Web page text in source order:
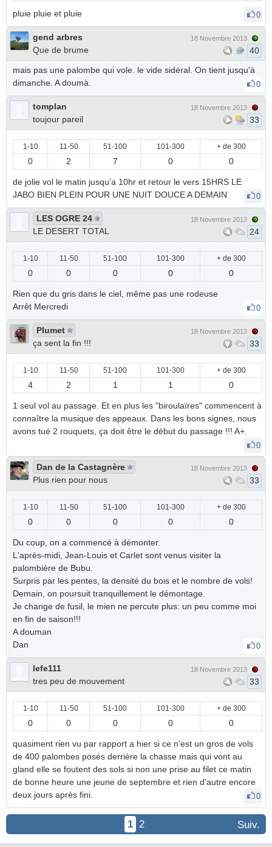
pluie pluie et pluie 0
gend arbres
Que de brume
18 Novembre 2013
40
mais pas une palombe qui vole. le vide sidéral. On tient jusqu'à
dimanche. A doumà.
0
tomplan
toujour pareil
18 Novembre 2013
33
1-10 11-50 51-100 101-300 + de 300
0 2 7 0 0
de jolie vol le matin jusqu'a 10hr et retour le vers 15HRS LE
JABO BIEN PLEIN POUR UNE NUIT DOUCE A DEMAIN
0
LES OGRE 24
LE DESERT TOTAL
18 Novembre 2013
24
1-10 11-50 51-100 101-300 + de 300
0 0 0 0 0
Rien que du gris dans le ciel, même pas une rodeuse
Arrêt Mercredi
0
Plumet
ça sent la fin !!!
18 Novembre 2013
33
1-10 11-50 51-100 101-300 + de 300
4 2 1 1 0
1 seul vol au passage. Et en plus les "biroulaïres" commencent à
connaître la musique des appeaux. Dans les bons signes, nous
avons tué 2 rouquets, ça doit être le début du passage !!! A+.
0
Dan de la Castagnère
Plus rien pour nous
18 Novembre 2013
33
1-10 11-50 51-100 101-300 + de 300
0 0 0 0 0
Du coup, on a commencé à démonter.
L'après-midi, Jean-Louis et Carlet sont venus visiter la
palombière de Bubu.
Surpris par les pentes, la densité du bois et le nombre de vols!
Demain, on poursuit tranquillement le démontage.
Je change de fusil, le mien ne percute plus: un peu comme moi
en fin de saison!!!
A douman
Dan
0
lefe111
tres peu de mouvement
18 Novembre 2013
33
1-10 11-50 51-100 101-300 + de 300
0 0 0 0 0
quasiment rien vu par rapport a hier si ce n'est un gros de vols
de 400 palombes posés derrière la chasse mais qui vont au
gland elle se foutent des sols si non une prise au filet ce matin
de bonne heure une jeune de septembre et rien d'autre encore
deux jours après fini.
0
Suiv.
1 2